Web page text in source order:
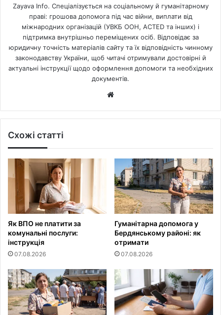
Zayava Info. Спеціалізується на соціальному й гуманітарному
праві: грошова допомога під час війни, виплати від
міжнародних організацій (УВКБ ООН, ACTED та інших) і
підтримка внутрішньо переміщених осіб. Відповідає за
юридичну точність матеріалів сайту та їх відповідність чинному
законодавству України, щоб читачі отримували достовірні й
актуальні інструкції щодо оформлення допомоги та необхідних
документів.
Схожі статті
Як ВПО не платити за
комунальні послуги:
інструкція
07.08.2026
Гуманітарна допомога у
Бердянському районі: як
отримати
07.08.2026